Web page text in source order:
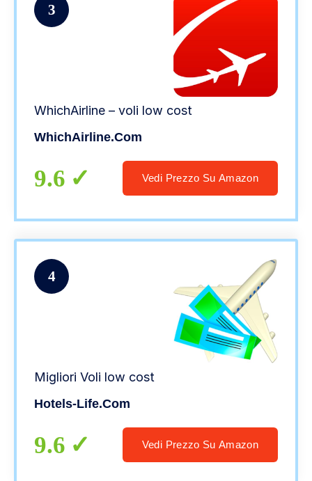
3
WhichAirline – voli low cost
WhichAirline.com
9.6 Vedi Prezzo Su Amazon
4
Migliori Voli low cost
Hotels-Life.com
9.6 Vedi Prezzo Su Amazon